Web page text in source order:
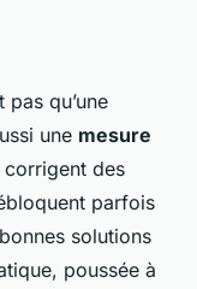
pas qu’une
une mesure
des
parfois
solutions
poussée à